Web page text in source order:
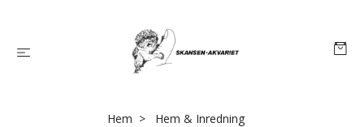
Hem Hem & Inredning